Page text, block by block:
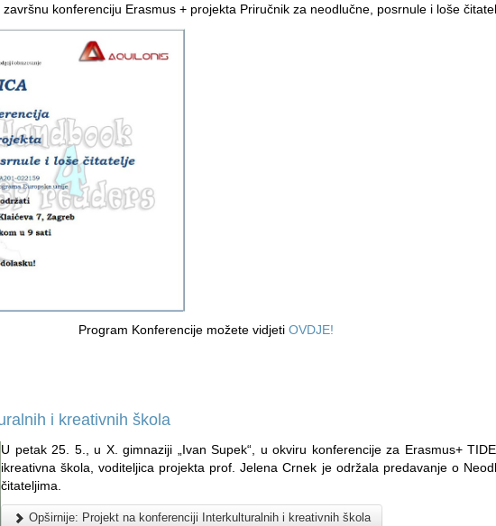
završnu konferenciju Erasmus + projekta Priručnik za neodlučne, posrnule i loše
Program Konferencije možete vidjeti OVDJE!
i kreativnih škola
U petak 25. 5., u X. gimnaziji „Ivan Supek“, u okviru konferencije za Erasmus+
ikreativna škola, voditeljica projekta prof. Jelena Crnek je održala predavanje o
čitateljima.
Opširnije: Projekt na konferenciji Interkulturalnih i kreativnih škola